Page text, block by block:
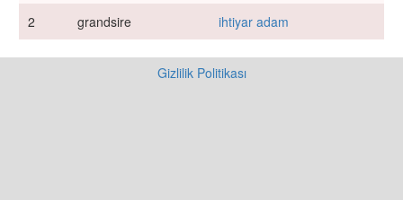
2
grandsire ihtiyar adam
Gizlilik Politikası